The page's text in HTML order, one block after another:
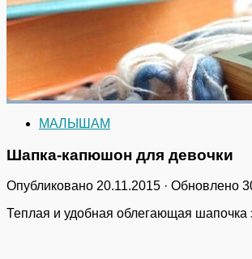
МАЛЫШАМ
Шапка-капюшон для девочки
Опубликовано 20.11.2015 · Обновлено
Теплая и удобная облегающая шапочка